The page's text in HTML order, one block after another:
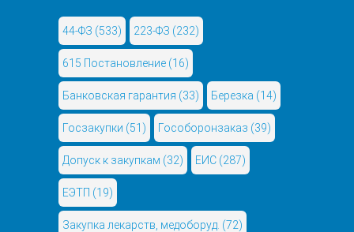
44-ФЗ (533) 223-ФЗ (232)
615 Постановление (16)
Банковская гарантия (33) Березка (14)
Госзакупки (51) Гособоронзаказ (39)
Допуск к закупкам (32) ЕИС (287)
ЕЭТП (19)
Закупка лекарств, медоборуд. (72)